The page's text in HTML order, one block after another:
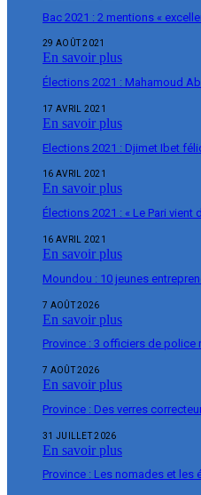
Bac 2021 : 2 mentions «
29 AOÛT 2021
En savoir plus
Élections 2021 : Mahamoud
17 AVRIL 2021
En savoir plus
Elections 2021 : Djimet Ibet
16 AVRIL 2021
En savoir plus
Élections 2021 : « Le Pari
16 AVRIL 2021
En savoir plus
Moundou : 10 jeunes
7 AOÛT 2026
En savoir plus
Province : 3 officiers de police
7 AOÛT 2026
En savoir plus
Province : Des verres
31 JUILLET 2026
En savoir plus
Province : Les nomades et les